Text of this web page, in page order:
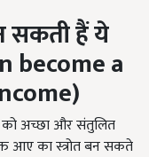
सकती हैये
become a
)
को अच्छा और संतुलित
आए का स्त्रोत बन सकते